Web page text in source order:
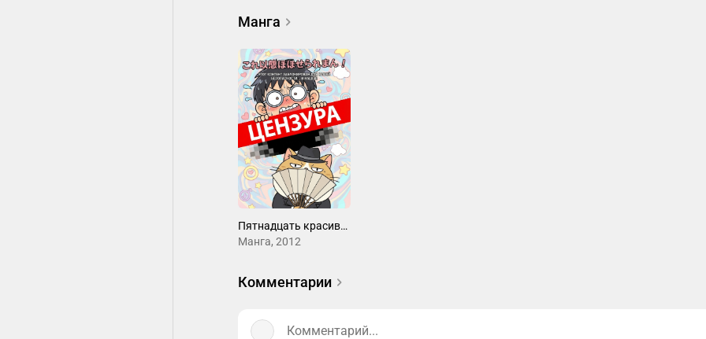
Манга
Пятнадцать красивых девушек
Манга, 2012
Комментарии
Комментарий...